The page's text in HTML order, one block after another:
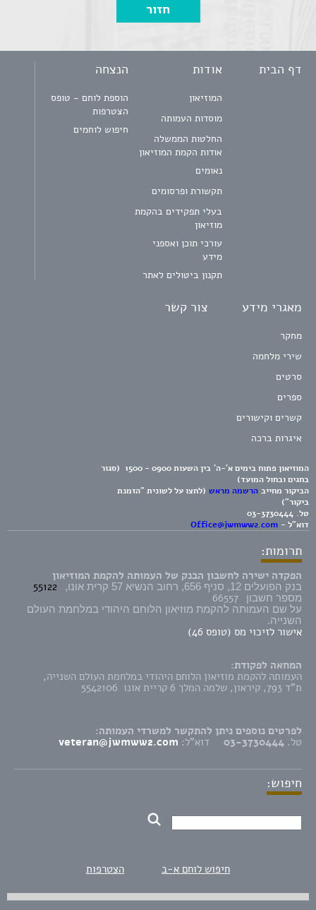
דף הבית אודות
המוזיאון
מוסדות העמותה
החלטות הממשלה
אודות הקמת המוזיאון
נאומים
תקשורת ופרסומים
בעלי תפקידים בהקמת
מוזיאון
עורכי תוכן ואספני
מידע
תקנון ביטולים לאתר
הנצחה
הוספת לוחם - טופס
הצטרפות
חיפוש לוחמים
מאגרי מידע
מחקר
שירי מלחמה
סרטים
ספרים
קשרים וקישורים
איגרות ברכה
צור קשר
המוזיאון פתוח בימים א'-ה' בין השעות 0900 - 1500 (סגור
בחגים ובחול המועד)
הביקור מחייב הרשמה מראש (לחצו על לשונית "הזמנת
ביקור")
טל. 03-3730444
דוא"ל - Office@jwmww2.com
תרומות:
הפקדה ישירה לחשבון הבנק של העמותה להקמת המוזיאון
בנק הפועלים 12, סניף 656, רחוב הנשיא 57 קרית אונו, 55122
מספר חשבון 66557
על שם העמותה להקמת מוזיאון הלוחם היהודי במלחמת העולם
השנייה.
אישור לזיכוי מס (טופס 46)
המחאה לפקודת:
העמותה להקמת מוזיאון הלוחם היהודי במלחמת העולם השנייה,
ת"ד 793, קיראון, שלמה המלך 6 קריית אונו 5542106
לפרטים נוספים ניתן להתקשר למשרדי העמותה:
טל. 03-3730444 דוא"ל: veteran@jwmww2.com
חיפוש:
חיפוש לוחם א-ב הצטרפות